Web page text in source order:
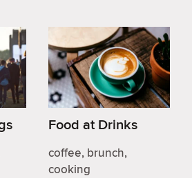
Food at Drinks
coffee, brunch,
cooking